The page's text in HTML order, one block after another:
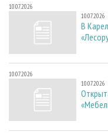
10.07.2026
10.07.2026
В
10.07.2026
10.07.2026